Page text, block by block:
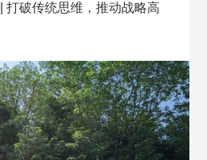
打破传统思维，推动战略高